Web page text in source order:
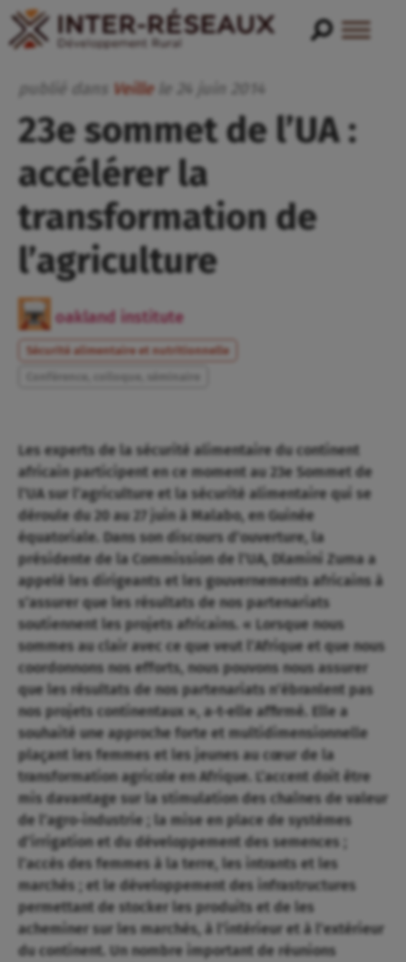
publié dans Veille le 24 2014
23e sommet de l’UA :
accélérer la
transformation de
l’agriculture
oakland institute
Sécurité alimentaire et nutritionnelle
Les experts de la sécurité alimentaire du continent
africain participent en ce moment au 23e Sommet de
l’UA sur l’agriculture et la sécurité alimentaire qui se
déroule du 20 au 27 juin à Malabo, en Guinée
équatoriale. Dans son discours d’ouverture, la
présidente de la Commission de l’UA, Dlamini Zuma a
appelé les dirigeants et les gouvernements africains à
s’assurer que les résultats de nos partenariats
soutiennent les projets africains. « Lorsque nous
sommes au clair avec ce que veut l’Afrique et que nous
coordonnons nos efforts, nous pouvons nous assurer
que les résultats de nos partenariats n’ébranlent pa­s
nos projets continentaux », a-t-elle affirmé. Elle a
souhaité une approche forte et multidimensionnelle
plaçant les femmes et les jeunes au cœur de la
transformation agricole en Afrique. L’accent doit être
mis davantage sur la stimulation des chaînes de valeur
de l’agro-industrie ; la mise en place de systèmes
d’irrigation et du développement des semences ;
l’accès des femmes à la terre, les intrants et les
marchés ; et le développement des infrastructures
permettant de stocker les produits et de les
acheminer sur les marchés, à l’intérieur et à l’extérieur
du continent. Un nombre important de réunions